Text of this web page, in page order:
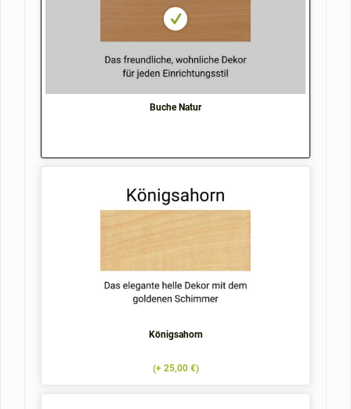
Buche Natur
Königsahorn
(+ 25,00 €)